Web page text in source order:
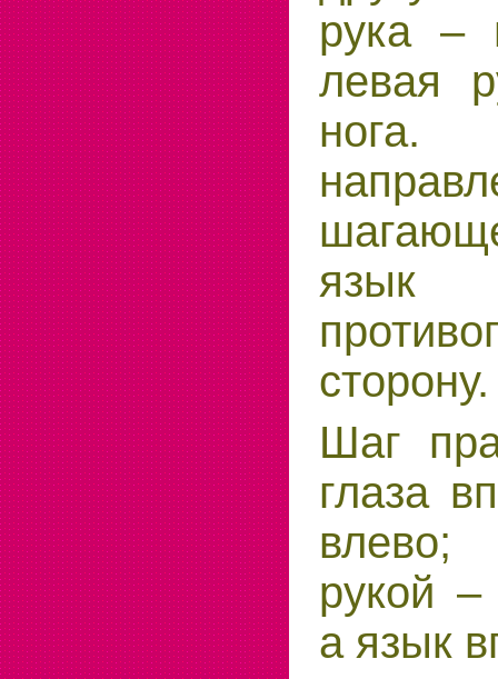
рука –
левая
сторону.
Шаг
глаза
рукой –
а язык